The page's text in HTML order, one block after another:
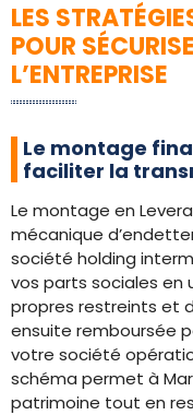
LES
POUR
L’ENTREPRISE
Le montage
faciliter la
Le montage en
mécanique
société holding
vos parts sociales en
propres restreints et
ensuite remboursée
votre société
schéma permet à
patrimoine tout en